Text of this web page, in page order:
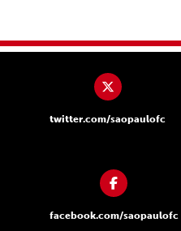
twitter.com/saopaulofc
facebook.com/saopaulofc